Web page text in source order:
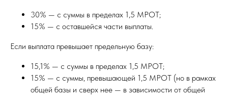
30% — с суммы в пределах 1,5 МРОТ;
15% — с оставшейся части выплаты.
Если выплата превышает предельную базу:
15,1% — с суммы в пределах 1,5 МРОТ;
15% — с суммы, превышающей 1,5 МРОТ (но в рамках
общей базы и сверх нее — в зависимости от общей